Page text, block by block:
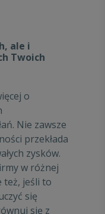
ale i
Twoich
o
Nie zawsze
przekłada
zysków.
w różnej
też, jeśli to
się
się z